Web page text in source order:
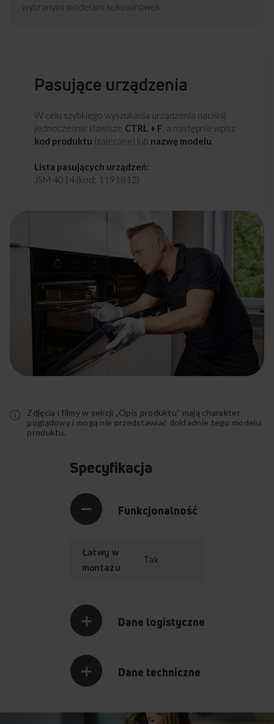
wybranymi modelami sokowirówek.
Pasujące urządzenia
W celu szybkiego wyszukania urządzenia naciśnij
jednocześnie klawisze CTRL + F , a następnie wpisz
kod produktu (zalecane) lub nazwę modelu
Lista pasujących urządzeń:
JSM 4014 (kod: 1191812)
Zdjęcia i filmy w sekcji „Opis produktu” mają charakter
poglądowy i mogą nie przedstawiać dokładnie tego modelu
produktu.
opis
Specyfikacja
Funkcjonalność
Łatwy w
montażu
Tak
Dane logistyczne
Dane techniczne